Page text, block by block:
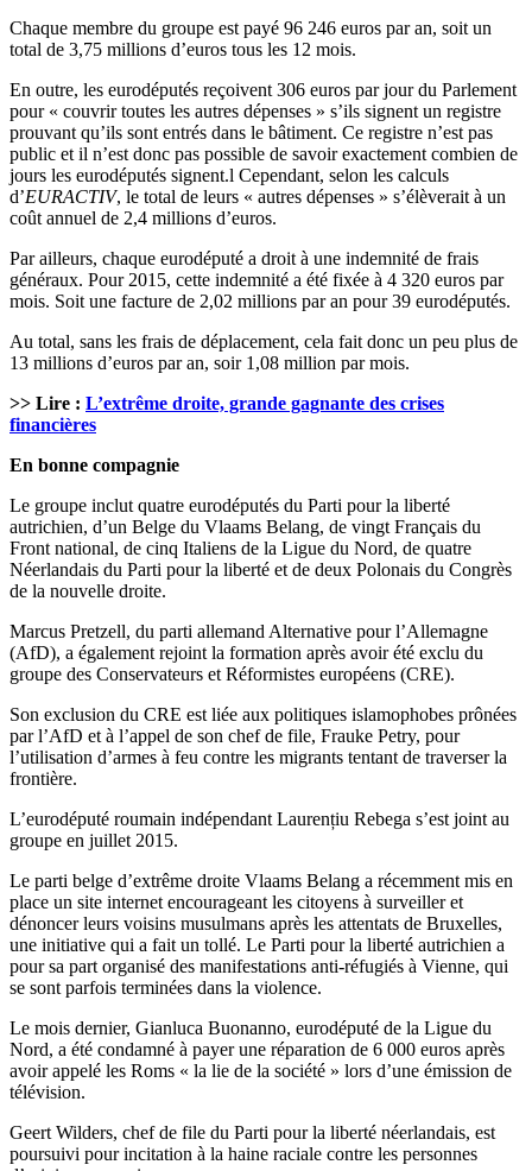
Chaque membre du groupe est payé 96 246 euros par an, soit un
total de 3,75 millions d’euros tous les 12 mois.
En outre, les eurodéputés reçoivent 306 euros par jour du Parlement
pour « couvrir toutes les autres dépenses » s’ils signent un registre
prouvant qu’ils sont entrés dans le bâtiment. Ce registre n’est pas
public et il n’est donc pas possible de savoir exactement combien de
jours les eurodéputés signent.l Cependant, selon les calculs
d’EURACTIV, le total de leurs « autres dépenses » s’élèverait à un
coût annuel de 2,4 millions d’euros.
Par ailleurs, chaque eurodéputé a droit à une indemnité de frais
généraux. Pour 2015, cette indemnité a été fixée à 4 320 euros par
mois. Soit une facture de 2,02 millions par an pour 39 eurodéputés.
Au total, sans les frais de déplacement, cela fait donc un peu plus de
13 millions d’euros par an, soir 1,08 million par mois.
>> Lire : L’extrême droite, grande gagnante des crises
financières
En bonne compagnie
Le groupe inclut quatre eurodéputés du Parti pour la liberté
autrichien, d’un Belge du Vlaams Belang, de vingt Français du
Front national, de cinq Italiens de la Ligue du Nord, de quatre
Néerlandais du Parti pour la liberté et de deux Polonais du Congrès
de la nouvelle droite.
Marcus Pretzell, du parti allemand Alternative pour l’Allemagne
(AfD), a également rejoint la formation après avoir été exclu du
groupe des Conservateurs et Réformistes européens (CRE).
Son exclusion du CRE est liée aux politiques islamophobes prônées
par l’AfD et à l’appel de son chef de file, Frauke Petry, pour
l’utilisation d’armes à feu contre les migrants tentant de traverser la
frontière.
L’eurodéputé roumain indépendant Laurențiu Rebega s’est joint au
groupe en juillet 2015.
Le parti belge d’extrême droite Vlaams Belang a récemment mis en
place un site internet encourageant les citoyens à surveiller et
dénoncer leurs voisins musulmans après les attentats de Bruxelles,
une initiative qui a fait un tollé. Le Parti pour la liberté autrichien a
pour sa part organisé des manifestations anti-réfugiés à Vienne, qui
se sont parfois terminées dans la violence.
Le mois dernier, Gianluca Buonanno, eurodéputé de la Ligue du
Nord, a été condamné à payer une réparation de 6 000 euros après
avoir appelé les Roms « la lie de la société » lors d’une émission de
télévision.
Geert Wilders, chef de file du Parti pour la liberté néerlandais, est
poursuivi pour incitation à la haine raciale contre les personnes